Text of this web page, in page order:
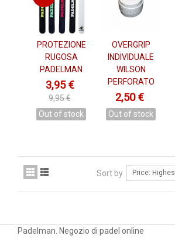
PROTEZIONE
RUGOSA
PADELMAN
3,95 €
9,95 €
Out of stock
OVERGRIP
INDIVIDUALE
WILSON
PERFORATO
2,50 €
Out of stock
Sort by Price:
Padelman. Negozio di padel online